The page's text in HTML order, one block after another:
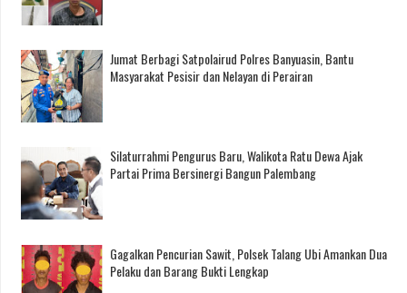
Jumat Berbagi Satpolairud Polres Banyuasin, Bantu
Masyarakat Pesisir dan Nelayan di Perairan
Silaturrahmi Pengurus Baru, Walikota Ratu Dewa Ajak
Partai Prima Bersinergi Bangun Palembang
Gagalkan Pencurian Sawit, Polsek Talang Ubi Amankan Dua
Pelaku dan Barang Bukti Lengkap